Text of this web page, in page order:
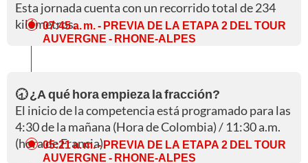
Esta jornada cuenta con un recorrido total de 234
kilómetros.
07:45 a. m.- PREVIA DE LA ETAPA 2 DEL TOUR
AUVERGNE - RHONE-ALPES
🕣 ¿A qué hora empieza la fracción?
El inicio de la competencia está programado para las
4:30 de la mañana (Hora de Colombia) / 11:30 a.m.
(hora de Francia).
05:21 a. m.- PREVIA DE LA ETAPA 2 DEL TOUR
AUVERGNE - RHONE-ALPES